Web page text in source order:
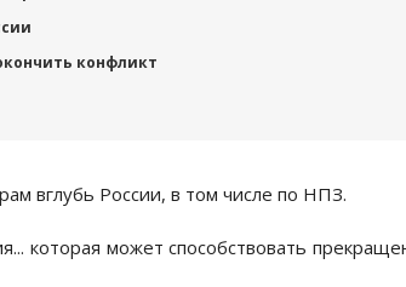
конфликт
вглубь России, в том числе по НПЗ.
которая может способствовать